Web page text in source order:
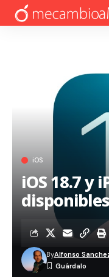
iOS
iOS 18.7 y
ByAlfonso